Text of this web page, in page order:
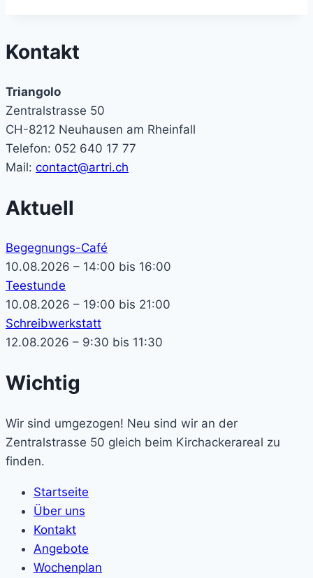
Kontakt
Triangolo
Zentralstrasse 50
CH-8212 Neuhausen am Rheinfall
Telefon: 052 640 17 77
Mail: contact@artri.ch
Aktuell
Begegnungs-Café
10.08.2026 – 14:00 bis 16:00
Teestunde
10.08.2026 – 19:00 bis 21:00
Schreibwerkstatt
12.08.2026 – 9:30 bis 11:30
Wichtig
Wir sind umgezogen! Neu sind wir an der
Zentralstrasse 50 gleich beim Kirchackerareal zu
finden.
Startseite
Über uns
Kontakt
Angebote
Wochenplan